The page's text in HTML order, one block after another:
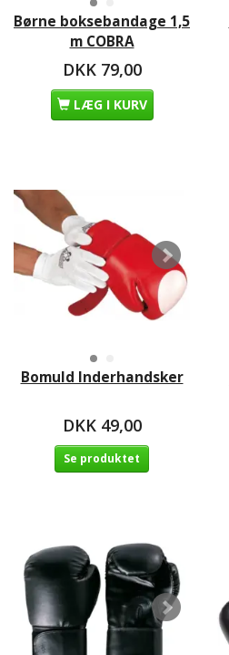
Børne boksebandage 1,5
m COBRA
DKK 79,00
LÆG I KURV
Bomuld Inderhandsker
DKK 49,00
Se produktet